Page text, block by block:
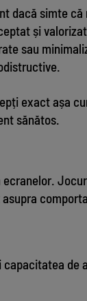
dacă simte că
și
sau
exact așa
sănătos.
de